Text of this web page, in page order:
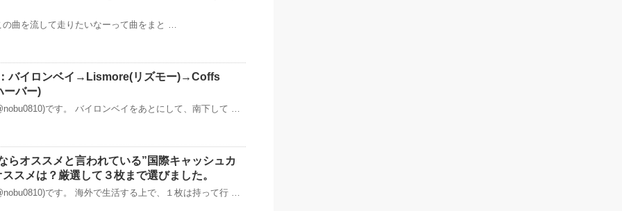
曲を流して走りたいなーって曲をまと …
バイロンベイ→Lismore(リズモー)→Coffs
ーバー)
です。 バイロンベイをあとにして、南下して …
らオススメと言われている”国際キャッシュカ
スメは？厳選して３枚まで選びました。
です。 海外で生活する上で、１枚は持って行 …